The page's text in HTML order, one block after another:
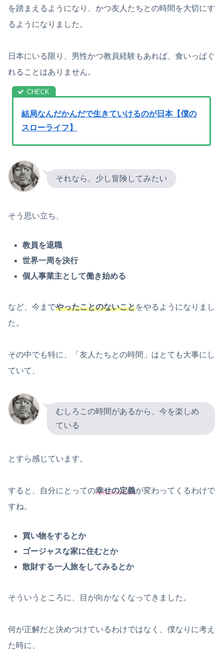
を踏まえるようになり、かつ友人たちとの時間を大切にす
るようになりました。
日本にいる限り、男性かつ教員経験もあれば、食いっぱぐ
れることはありません。
結局なんだかんだで生きていけるのが日本【僕の
スローライフ】
それなら、少し冒険してみたい
そう思い立ち、
教員を退職
世界一周を決行
個人事業主として働き始める
など、今までやったことのないことをやるようになりまし
た。
その中でも特に、「友人たちとの時間」はとても大事にし
ていて、
むしろこの時間があるから、今を楽しめ
ている
とすら感じています。
すると、自分にとっての幸せの定義が変わってくるわけで
すね。
買い物をするとか
ゴージャスな家に住むとか
散財する一人旅をしてみるとか
そういうところに、目が向かなくなってきました。
何が正解だと決めつけているわけではなく、僕なりに考え
た時に、